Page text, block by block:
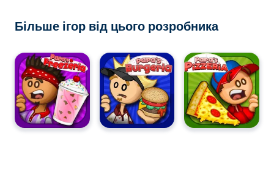
Більше ігор від цього розробника